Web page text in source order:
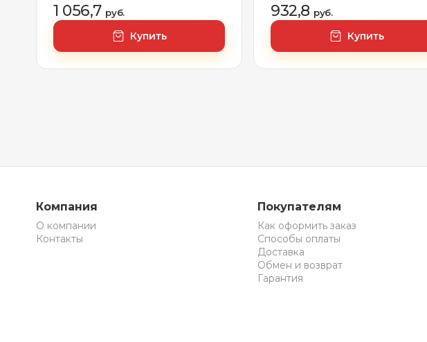
отверстия под смеситель,
матовый белый)
1 056,7 руб.
Купить
отверстием под смеситель,
матовый черный/глянцевый
932,8 руб.
Купить
Компания
О компании
Контакты
Покупателям
Как оформить заказ
Способы оплаты
Доставка
Обмен и возврат
Гарантия